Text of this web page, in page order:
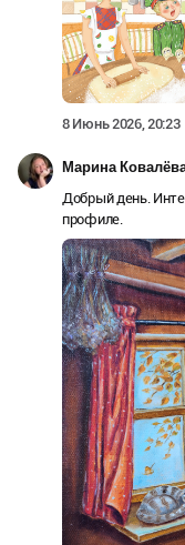
8 Июнь 2026, 20:23
Марина
Добрый день.
профиле.